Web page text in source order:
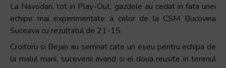
La Navodari, tot in Play-Out, gazdele au cedat in fata unei
echipe mai experimentate a celor de la CSM Bucovina
Suceava cu rezultatul de 21-15.
Croitoru si Bejan au semnat cate un eseu pentru echipa de
la malul marii, sucevenii avand si ei doua reusite in terenul